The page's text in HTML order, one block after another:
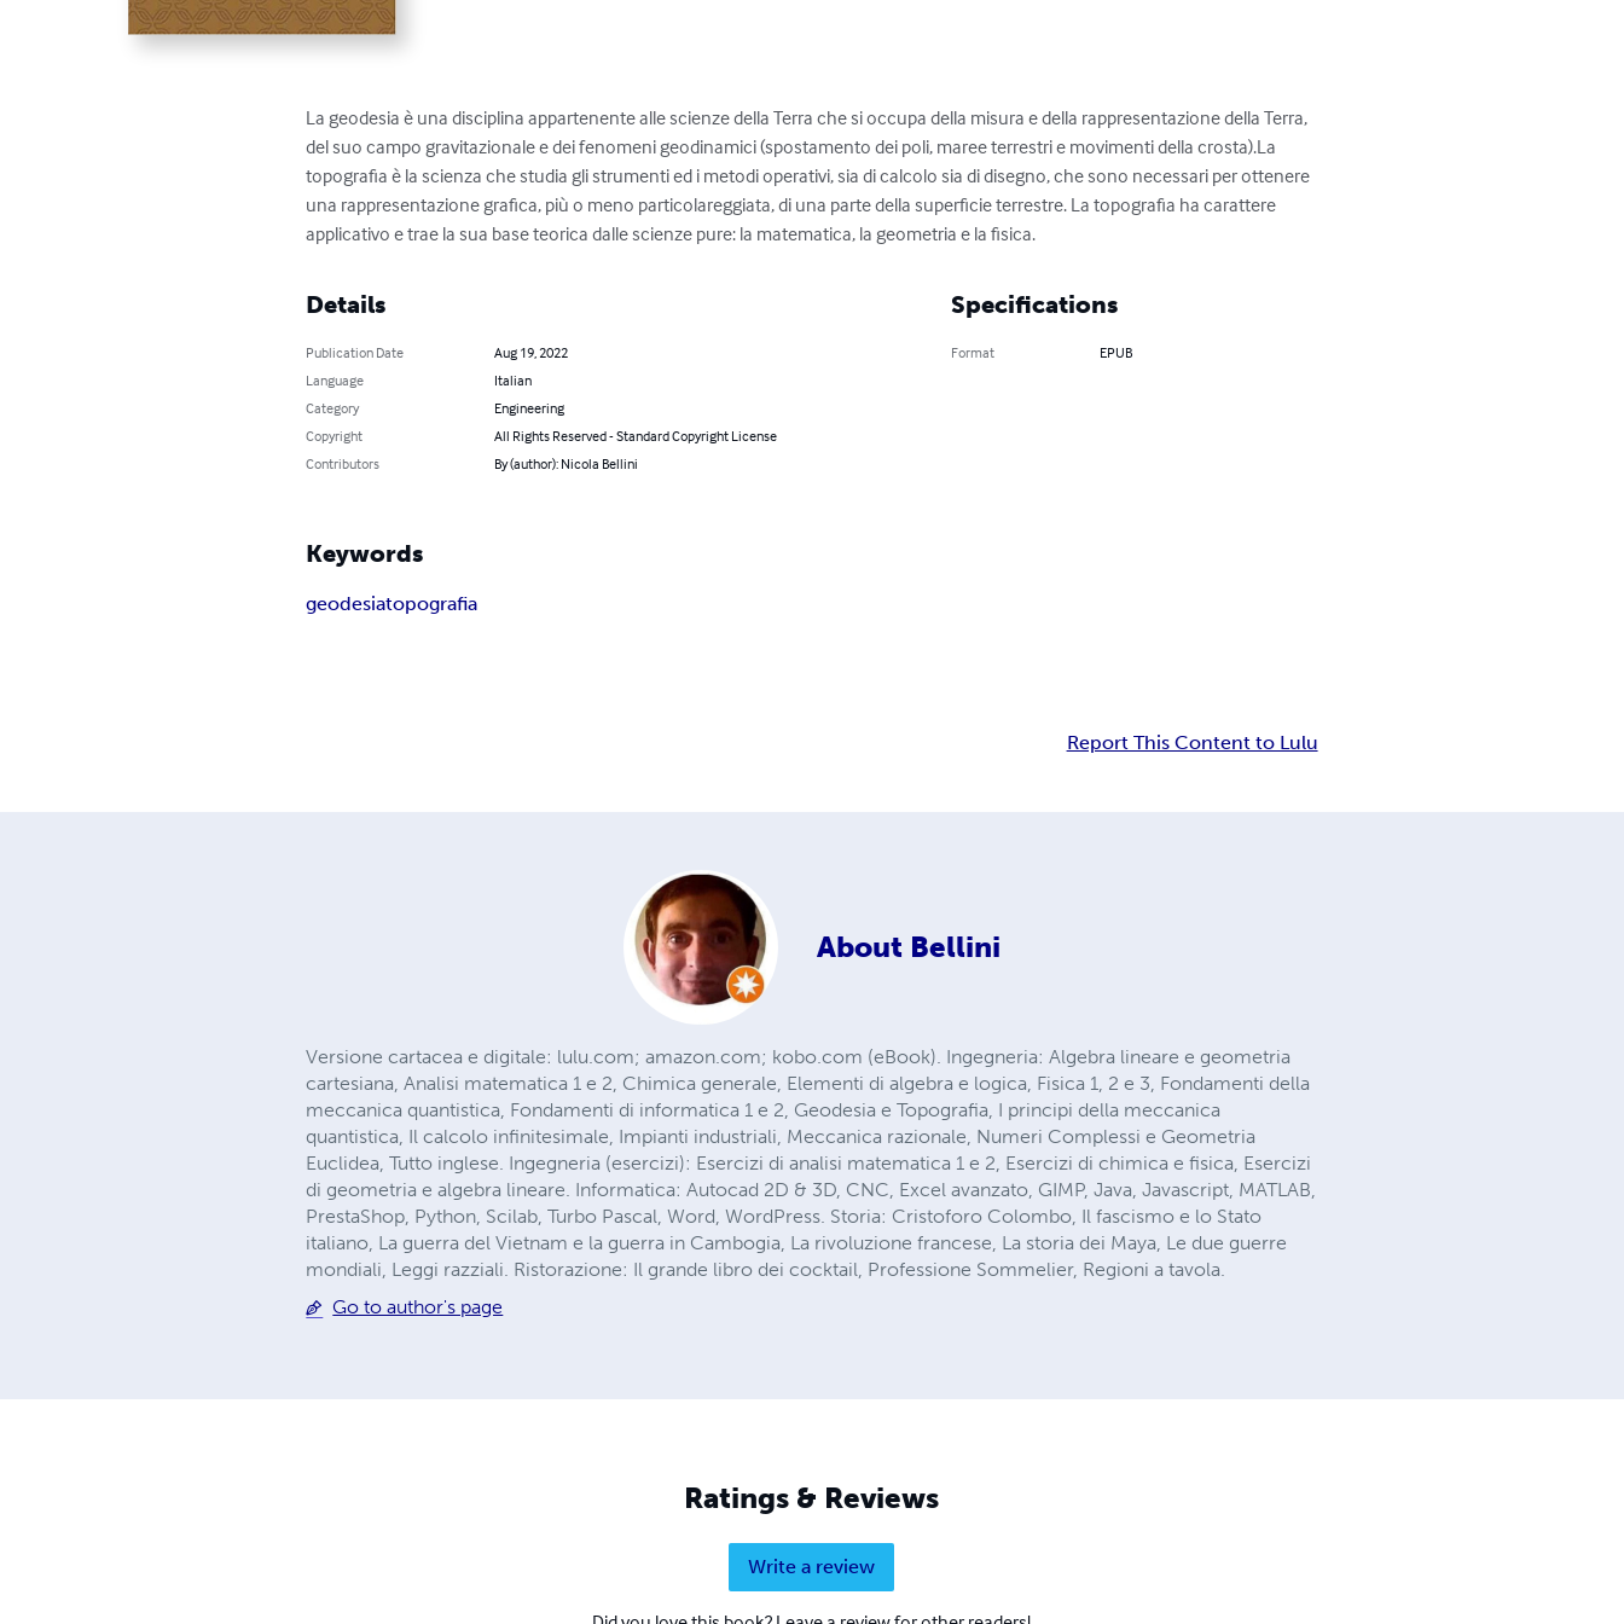
La geodesia è una disciplina appartenente alle scienze della Terra che si occupa della misura e della rappresentazione della Terra,
del suo campo gravitazionale e dei fenomeni geodinamici (spostamento dei poli, maree terrestri e movimenti della crosta).La
topografia è la scienza che studia gli strumenti ed i metodi operativi, sia di calcolo sia di disegno, che sono necessari per ottenere
una rappresentazione grafica, più o meno particolareggiata, di una parte della superficie terrestre. La topografia ha carattere
applicativo e trae la sua base teorica dalle scienze pure: la matematica, la geometria e la fisica.
Details
Publication Date
Aug 19, 2022
Language
Italian
Category
Engineering
Copyright
All Rights Reserved - Standard Copyright License
Contributors
By (author): Nicola Bellini
Specifications
Format EPUB
Keywords
geodesiatopografia
Report This Content to Lulu
About Bellini
Versione cartacea e digitale: lulu.com; amazon.com; kobo.com (eBook). Ingegneria: Algebra lineare e geometria
cartesiana, Analisi matematica 1 e 2, Chimica generale, Elementi di algebra e logica, Fisica 1, 2 e 3, Fondamenti della
meccanica quantistica, Fondamenti di informatica 1 e 2, Geodesia e Topografia, I principi della meccanica
quantistica, Il calcolo infinitesimale, Impianti industriali, Meccanica razionale, Numeri Complessi e Geometria
Euclidea, Tutto inglese. Ingegneria (esercizi): Esercizi di analisi matematica 1 e 2, Esercizi di chimica e fisica, Esercizi
di geometria e algebra lineare. Informatica: Autocad 2D & 3D, CNC, Excel avanzato, GIMP, Java, Javascript, MATLAB,
PrestaShop, Python, Scilab, Turbo Pascal, Word, WordPress. Storia: Cristoforo Colombo, Il fascismo e lo Stato
italiano, La guerra del Vietnam e la guerra in Cambogia, La rivoluzione francese, La storia dei Maya, Le due guerre
mondiali, Leggi razziali. Ristorazione: Il grande libro dei cocktail, Professione Sommelier, Regioni a tavola.
Go to author's page
Ratings & Reviews
Write a review